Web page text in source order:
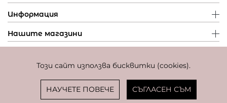
Този сайт използва бисквитки (cookies).
НАУЧЕТЕ ПОВЕЧЕ СЪГЛАСЕН СЪМ
Информация
Нашите магазини
Фиксиран курс за превалутиране: 1 EUR = 1,95583 BGN